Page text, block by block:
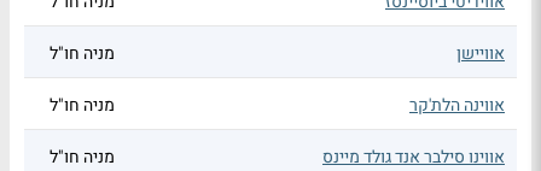
אוויישן מניה חו"ל
אווינה הלת'קר מניה חו"ל
אווינו סילבר אנד גולד מיינס מניה חו"ל